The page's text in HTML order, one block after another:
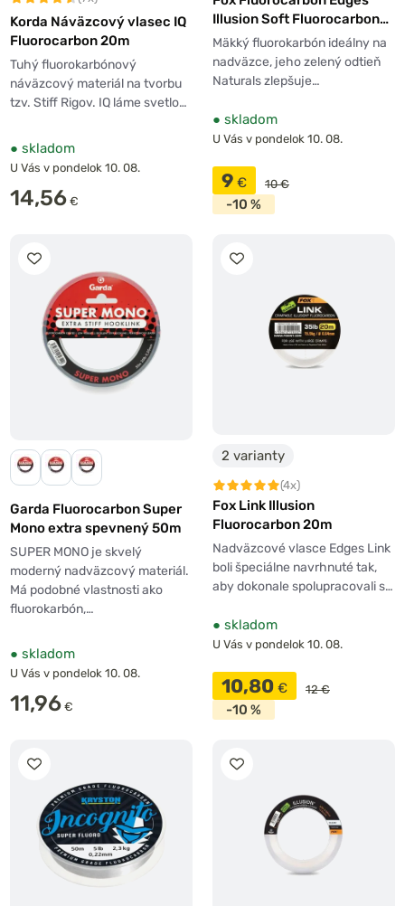
Korda Náväzcový vlasec IQ
Fluorocarbon 20m
Tuhý fluorokarbónový
náväzcový materiál na tvorbu
tzv. Stiff Rigov. IQ láme svetlo…
● skladom
U Vás v pondelok 10. 08.
14,56 €
Illusion Soft Fluorocarbon
Hooklink Naturals Green
30m
Mäkký fluorokarbón ideálny na
nadväzce, jeho zelený odtieň
Naturals zlepšuje…
● skladom
U Vás v pondelok 10. 08.
9 € 10 €
-10 %
Garda Fluorocarbon Super
Mono extra spevnený 50m
SUPER MONO je skvelý
moderný nadväzcový materiál.
Má podobné vlastnosti ako
fluorokarbón,…
● skladom
U Vás v pondelok 10. 08.
11,96 €
2 varianty
(4x)
Fox Link Illusion
Fluorocarbon 20m
Nadväzcové vlasce Edges Link
boli špeciálne navrhnuté tak,
aby dokonale spolupracovali s…
● skladom
U Vás v pondelok 10. 08.
10,80 € 12 €
-10 %